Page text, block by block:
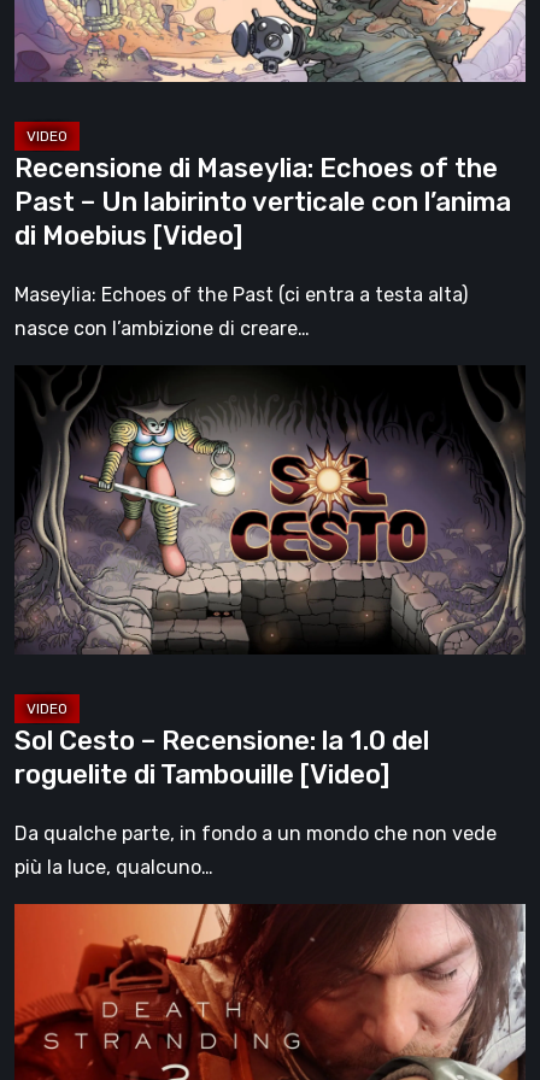
Past
–
Un
verticale
con
l’anima
di
Recensione di Maseylia: Echoes of the
Past – Un labirinto verticale con l’anima
di Moebius [Video]
Maseylia: Echoes of the Past (ci entra a testa alta)
nasce con l’ambizione di creare…
Cesto
Recensione:
la
1.0
del
roguelite
di
[Video]
Sol Cesto – Recensione: la 1.0 del
roguelite di Tambouille [Video]
Da qualche parte, in fondo a un mondo che non vede
più la luce, qualcuno…
Stranding
On
the